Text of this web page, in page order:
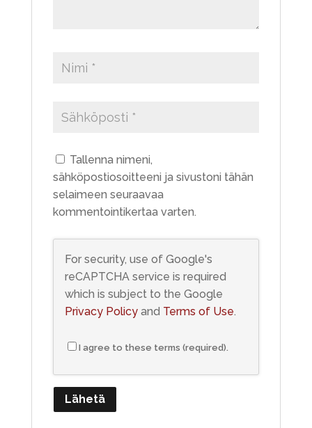
Tallenna nimeni,
sähköpostiosoitteeni ja sivustoni tähän
selaimeen seuraavaa
kommentointikertaa varten.
For security, use of Google's
reCAPTCHA service is required
which is subject to the Google
Privacy Policyand Terms of Use.
I agree to these terms (required).